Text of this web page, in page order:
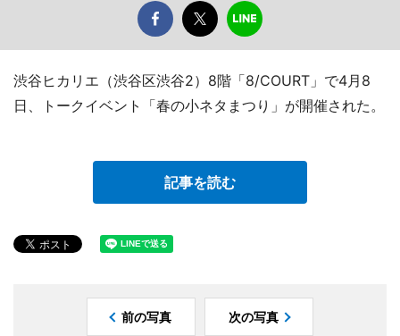
渋谷ヒカリエ（渋谷区渋谷2）8階「8/COURT」で4月8
日、トークイベント「春の小ネタまつり」が開催された。
記事を読む
前の写真 次の写真